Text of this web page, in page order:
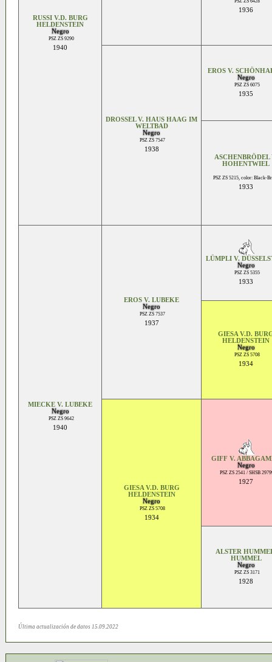
RUSSI V.D. BURG
HELDENSTEIN
Negro
PSZ ZS 9290
1940
1936
DROSSEL V. HAUS HAAG IM
WELTBAD
Negro
PSZ ZS 7547
1938
EROS V.
Negro
PSZ ZS 6075
1935
ASCHENBRÖDEL
HOHENTWIEL
PSZ ZS 5215, color: Black-
1933
MIECKE V. LUBEKE
Negro
PSZ ZS 9642
1940
EROS V. LUBEKE
Negro
PSZ ZS 7537
1937
LÜMPLI V.
Negro
PSZ ZS 5355
1933
GIESA V.D.
HELDENSTEIN
Negro
PSZ ZS 5708
1934
GIESA V.D. BURG
HELDENSTEIN
Negro
PSZ ZS 5708
1934
GIFF V.
Negro
PSZ ZS 2541 / SHSB
1927
ALSTER
HUMMEL
Negro
PSZ ZS 3171
1928
Última actualización de datos 15.09.2022